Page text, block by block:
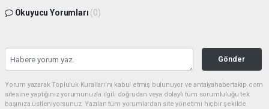
Okuyucu Yorumları (0)
Gönder
Yorum yazarak Topluluk Kuralları’nı kabul etmiş bulunuyor ve antalyahabertakip.com
sitesine yaptığınız yorumunuzla ilgili doğrudan veya dolaylı tüm sorumluluğu tek
başınıza üstleniyorsunuz. Yazılan tüm yorumlardan site yönetimi hiçbir şekilde